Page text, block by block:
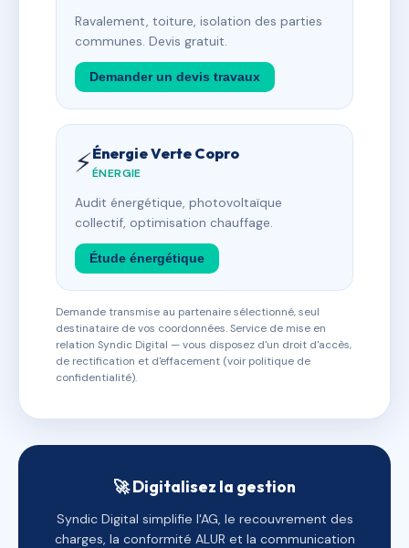
Ravalement, toiture, isolation des parties
communes. Devis gratuit.
Demander un devis travaux
⚡Énergie Verte Copro
ÉNERGIE
Audit énergétique, photovoltaïque
collectif, optimisation chauffage.
Étude énergétique
Demande transmise au partenaire sélectionné, seul
destinataire de vos coordonnées. Service de mise en
relation Syndic Digital — vous disposez d'un droit d'accès,
de rectification et d'effacement (voir politique de
confidentialité).
🚀 Digitalisez la gestion
Syndic Digital simplifie l'AG, le recouvrement des
charges, la conformité ALUR et la communication